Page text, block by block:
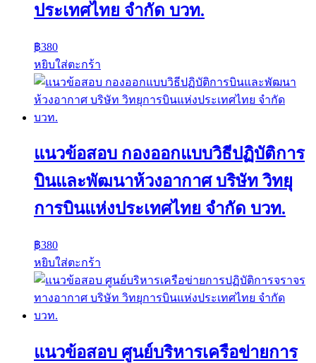
ประเทศไทย จำกัด บวท.
฿380
หยิบใส่ตะกร้า
แนวข้อสอบ กองออกแบบวิธีปฏิบัติการ
บินและพัฒนาห้วงอากาศ บริษัท วิทยุ
การบินแห่งประเทศไทย จำกัด บวท.
฿380
หยิบใส่ตะกร้า
แนวข้อสอบ ศูนย์บริหารเครือข่ายการ